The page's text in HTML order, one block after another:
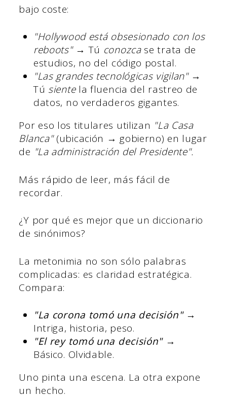
bajo coste:
"Hollywood está obsesionado con los
reboots"→ Tú conozcase trata de
estudios, no del código postal.
"Las grandes tecnológicas vigilan"→
Tú sientela fluencia del rastreo de
datos, no verdaderos gigantes.
Por eso los titulares utilizan "La Casa
Blanca"(ubicación → gobierno) en lugar
de "La administración del Presidente".
Más rápido de leer, más fácil de
recordar.
¿Y por qué es mejor que un diccionario
de sinónimos?
La metonimia no son sólo palabras
complicadas: es claridad estratégica.
Compara:
"La corona tomó una decisión" →
Intriga, historia, peso.
"El rey tomó una decisión"→
Básico. Olvidable.
Uno pinta una escena. La otra expone
un hecho.